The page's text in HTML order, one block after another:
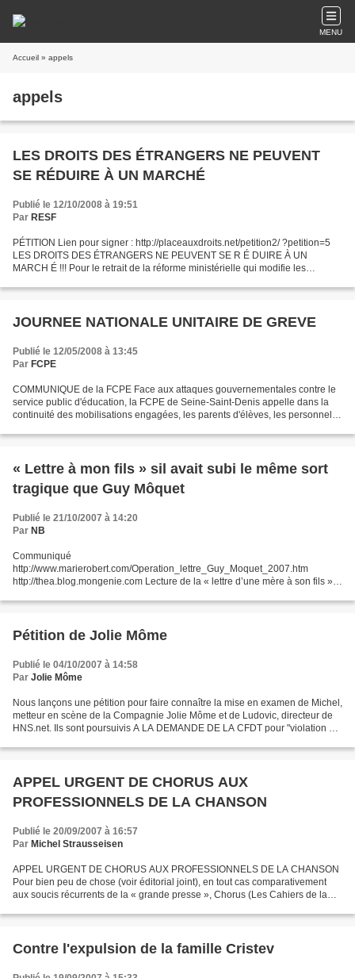
MENU
Accueil » appels
appels
LES DROITS DES ÉTRANGERS NE PEUVENT
SE RÉDUIRE À UN MARCHÉ
Publié le 12/10/2008 à 19:51
Par RESF
PÉTITION Lien pour signer : http://placeauxdroits.net/petition2/ ?petition=5
LES DROITS DES ÉTRANGERS NE PEUVENT SE R É DUIRE À UN
MARCH É !!! Pour le retrait de la réforme ministérielle qui modifie les
JOURNEE NATIONALE UNITAIRE DE GREVE
Publié le 12/05/2008 à 13:45
Par FCPE
COMMUNIQUE de la FCPE Face aux attaques gouvernementales contre le
service public d'éducation, la FCPE de Seine-Saint-Denis appelle dans la
continuité des mobilisations engagées, les parents d'élèves, les personnels
« Lettre à mon fils » sil avait subi le même sort
tragique que Guy Môquet
Publié le 21/10/2007 à 14:20
Par NB
Communiqué
http://www.marierobert.com/Operation_lettre_Guy_Moquet_2007.htm
http://thea.blog.mongenie.com Lecture de la « lettre d’une mère à son fils »,
PARIS le lundi 22 Octobre...
Pétition de Jolie Môme
Publié le 04/10/2007 à 14:58
Par Jolie Môme
Nous lançons une pétition pour faire connaître la mise en examen de Michel,
metteur en scène de la Compagnie Jolie Môme et de Ludovic, directeur de
HNS.net. Ils sont poursuivis A LA DEMANDE DE LA CFDT pour "violation de
APPEL URGENT DE CHORUS AUX
PROFESSIONNELS DE LA CHANSON
Publié le 20/09/2007 à 16:57
Par Michel Strausseisen
APPEL URGENT DE CHORUS AUX PROFESSIONNELS DE LA CHANSON
Pour bien peu de chose (voir éditorial joint), en tout cas comparativement
aux soucis récurrents de la « grande presse », Chorus (Les Cahiers de la
Contre l'expulsion de la famille Cristev